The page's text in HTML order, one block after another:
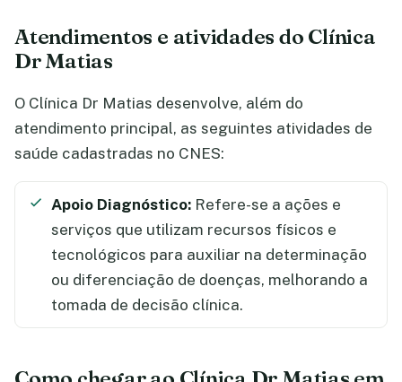
Atendimentos e atividades do Clínica
Dr Matias
O Clínica Dr Matias desenvolve, além do
atendimento principal, as seguintes atividades de
saúde cadastradas no CNES:
Apoio Diagnóstico: Refere-se a ações e
serviços que utilizam recursos físicos e
tecnológicos para auxiliar na determinação
ou diferenciação de doenças, melhorando a
tomada de decisão clínica.